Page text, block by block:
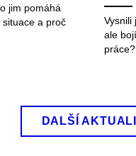
jim pomáhá
a proč
Vysnili
ale
DALŠÍ